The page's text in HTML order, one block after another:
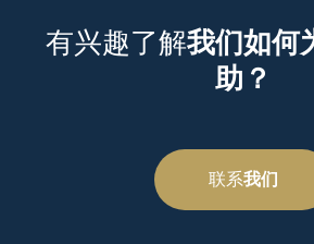
有兴趣了解我们如何
助？
联系我们